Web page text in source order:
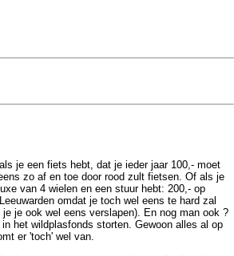
je een fiets hebt, dat je ieder jaar 100,- moet
zo af en toe door rood zult fietsen. Of als je
van 4 wielen en een stuur hebt: 200,- op
omdat je toch wel eens te hard zal
je ook wel eens verslapen). En nog man ook ?
het wildplasfonds storten. Gewoon alles al op
er 'toch' wel van.